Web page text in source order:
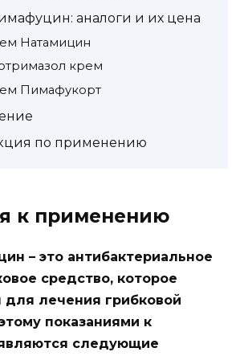
аналоги и их цена
Натамицин
крем
Пимафукорт
по применению
к применению
– это антибактериальное
средство, которое
для лечения грибковой
показаниями к
следующие